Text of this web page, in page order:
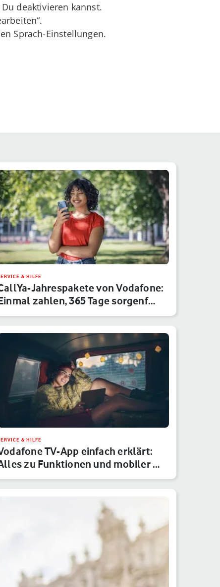
deaktivieren kannst.
Sprach-Einstellungen.
& HILFE
Jahrespakete von Vodafone:
zahlen, 365 Tage sorgenf…
& HILFE
TV-App einfach erklärt:
zu Funktionen und mobiler …